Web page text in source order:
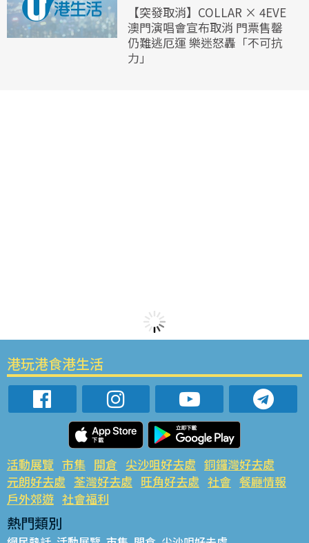
【突發取消】COLLAR × 4EVE
澳門演唱會宣布取消 門票售罄
仍難逃厄運 樂迷怒轟「不可抗
力」
港玩港食港生活
活動展覽 市集 開倉 尖沙咀好去處 銅鑼灣好去處
元朗好去處 荃灣好去處 旺角好去處 社會 餐廳情報
戶外郊遊 社會福利
熱門類別